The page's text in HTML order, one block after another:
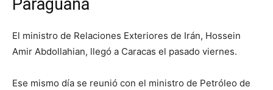
Paraguaná
El ministro de Relaciones Exteriores de Irán, Hossein
Amir Abdollahian, llegó a Caracas el pasado viernes.
Ese mismo día se reunió con el ministro de Petróleo de